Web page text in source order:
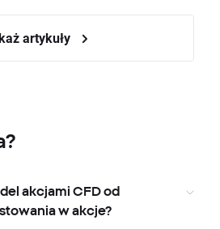
artykuły
akcjami CFD od
w akcje?